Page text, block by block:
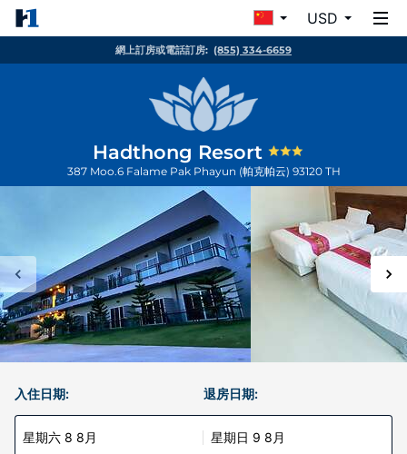
USD
網上訂房或電話訂房: (855) 334-6659
Hadthong Resort
387 Moo.6 Falame Pak Phayun (帕克帕云) 93120 TH
入住日期:
星期六 8 8月
退房日期:
星期日 9 8月